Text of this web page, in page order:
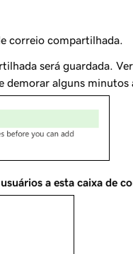
correio compartilhada.
será guardada.
alguns minutos
a esta caixa de